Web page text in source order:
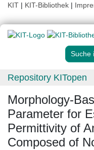
KIT | KIT-Bibliothek |
Suche
Repository KITopen
Morphology-
Parameter for
Permittivity of
Composed of